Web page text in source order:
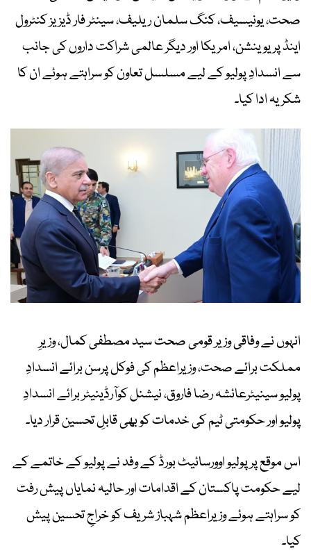
صحت، یونیسیف، کنگ سلمان ریلیف، سینٹر فار ڈیزیز کنٹرول
اینڈ پریوینشن، امریکا اور دیگر عالمی شراکت داروں کی جانب
سے انسدادِ پولیو کے لیے مسلسل تعاون کو سراہتے ہوئے ان کا
شکریہ ادا کیا۔
انہوں نے وفاقی وزیر قومی صحت سید مصطفی کمال، وزیرِ
مملکت برائے صحت، وزیراعظم کی فوکل پرسن برائے انسدادِ
پولیو سینیٹرعائشہ رضا فاروق، نیشنل کوآرڈینیٹر برائے انسدادِ
پولیو اور حکومتی ٹیم کی خدمات کو بھی قابلِ تحسین قرار دیا۔
اس موقع پر پولیو اوورسائیٹ بورڈ کے وفد نے پولیو کے خاتمے کے
لیے حکومت پاکستان کے اقدامات اور حالیہ نمایاں پیش رفت
کو سراہتے ہوئے وزیراعظم شہباز شریف کو خراجِ تحسین پیش
کیا۔